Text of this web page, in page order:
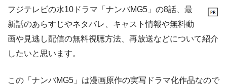
フジテレビの水10ドラマ「ナンバMG5」の8話、最
新話のあらすじやネタバレ、キャスト情報や無料動
画や見逃し配信の無料視聴方法、再放送などについて紹介
したいと思います。
この「ナンバMG5」は漫画原作の実写ドラマ化作品なので